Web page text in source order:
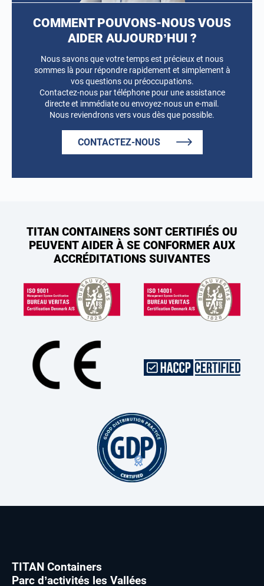
COMMENT POUVONS-NOUS VOUS
AIDER AUJOURD’HUI ?
Nous savons que votre temps est précieux et nous
sommes là pour répondre rapidement et simplement à
vos questions ou préoccupations.
Contactez-nous par téléphone pour une assistance
directe et immédiate ou envoyez-nous un e-mail.
Nous reviendrons vers vous dès que possible.
CONTACTEZ-NOUS
TITAN CONTAINERS SONT CERTIFIÉS OU
PEUVENT AIDER À SE CONFORMER AUX
ACCRÉDITATIONS SUIVANTES
TITAN Containers
Parc d’activités les Vallées